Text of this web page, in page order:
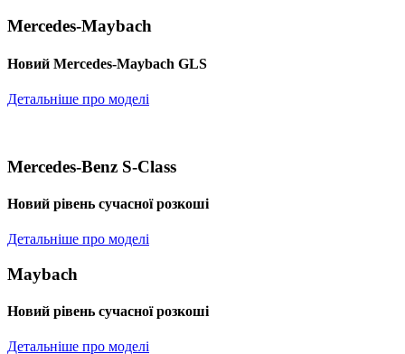
Mercedes-Maybach
Новий Mercedes-Maybach GLS
Детальніше про моделі
Mercedes-Benz S-Class
Новий рівень сучасної розкоші
Детальніше про моделі
Maybach
Новий рівень сучасної розкоші
Детальніше про моделі